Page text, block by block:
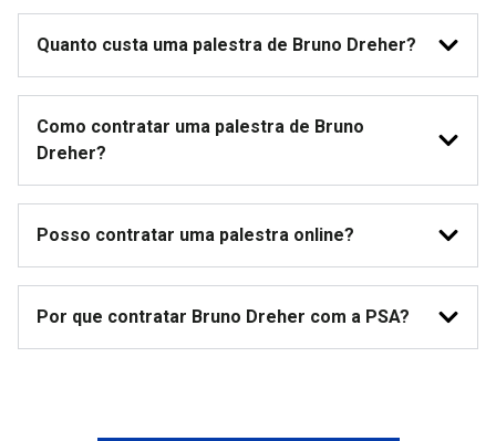
Quanto custa uma palestra de Bruno Dreher?
Como contratar uma palestra de Bruno
Dreher?
Posso contratar uma palestra online?
Por que contratar Bruno Dreher com a PSA?